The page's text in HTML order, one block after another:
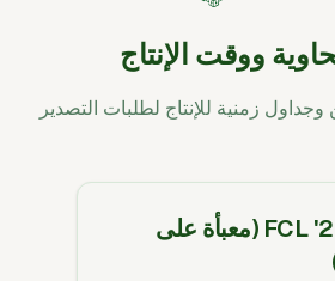
ووقت الإنتاج
زمنية للإنتاج لطلبات التصدير
حاوية 20' FCL (معبأة على